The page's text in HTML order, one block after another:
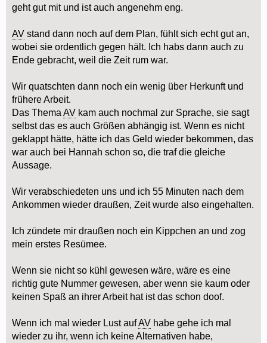
geht gut mit und ist auch angenehm eng.
AV stand dann noch auf dem Plan, fühlt sich echt gut an,
wobei sie ordentlich gegen hält. Ich habs dann auch zu
Ende gebracht, weil die Zeit rum war.
Wir quatschten dann noch ein wenig über Herkunft und
frühere Arbeit.
Das Thema AV kam auch nochmal zur Sprache, sie sagt
selbst das es auch Größen abhängig ist. Wenn es nicht
geklappt hätte, hätte ich das Geld wieder bekommen, das
war auch bei Hannah schon so, die traf die gleiche
Aussage.
Wir verabschiedeten uns und ich 55 Minuten nach dem
Ankommen wieder draußen, Zeit wurde also eingehalten.
Ich zündete mir draußen noch ein Kippchen an und zog
mein erstes Resümee.
Wenn sie nicht so kühl gewesen wäre, wäre es eine
richtig gute Nummer gewesen, aber wenn sie kaum oder
keinen Spaß an ihrer Arbeit hat ist das schon doof.
Wenn ich mal wieder Lust aufAV habe gehe ich mal
wieder zu ihr, wenn ich keine Alternativen habe,